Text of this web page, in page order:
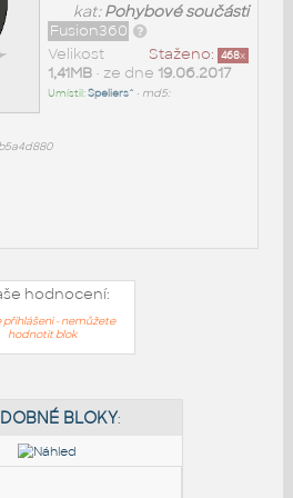
kat:Pohybové součásti
Fusion360
Staženo: 468x
Velikost
1,41MB• ze dne 19.06.2017
Umístil:Speliers^ • md5:
hodnocení:
přihlášeni - nemůžete
hodnotit blok